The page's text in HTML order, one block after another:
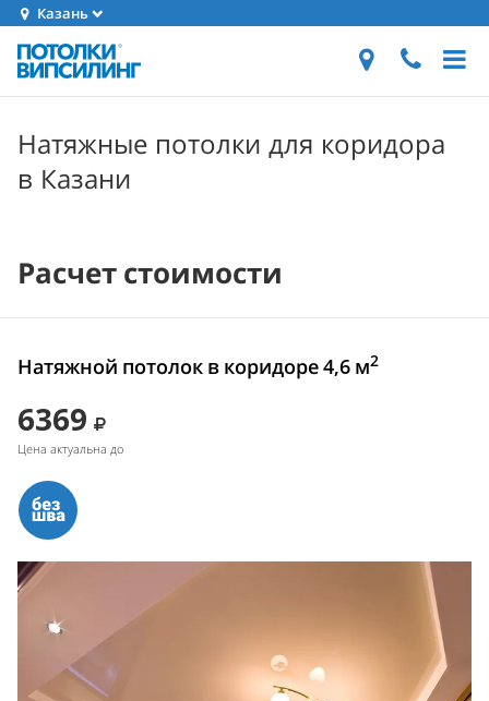
Казань
Натяжные потолки для коридора
в Казани
Расчет стоимости
Натяжной потолок в коридоре 4,6 м2
6369
Цена актуальна до